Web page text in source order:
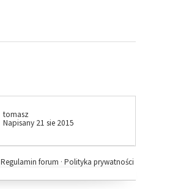
tomasz
Napisany 21 sie 2015
Polityka prywatności
Regulamin forum ·